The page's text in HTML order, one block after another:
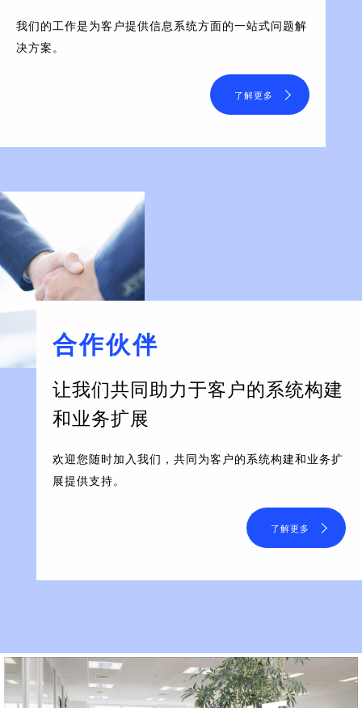
我们的工作是为客户提供信息系统方面的一站式问题解
决方案。
了解更多
合作伙伴
让我们共同助力于客户的系统构建
和业务扩展
欢迎您随时加入我们，共同为客户的系统构建和业务扩
展提供支持。
了解更多